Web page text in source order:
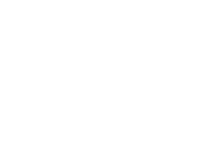
Toen de
verzameld
linzen stond -
ging hij midden